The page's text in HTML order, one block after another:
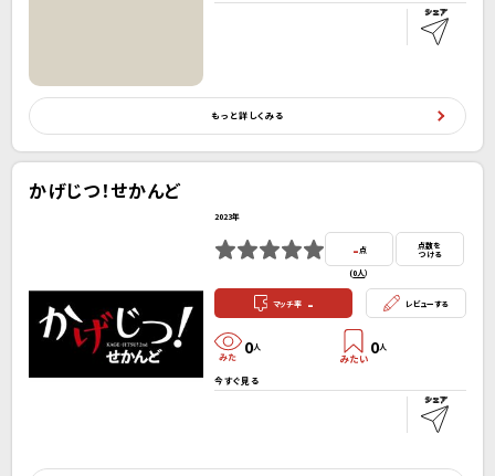
もっと詳しくみる
かげじつ！せかんど
2023年
- 点
(0人）
点数を
つける
マッチ率 - レビューする
0人 0人
今すぐ見る